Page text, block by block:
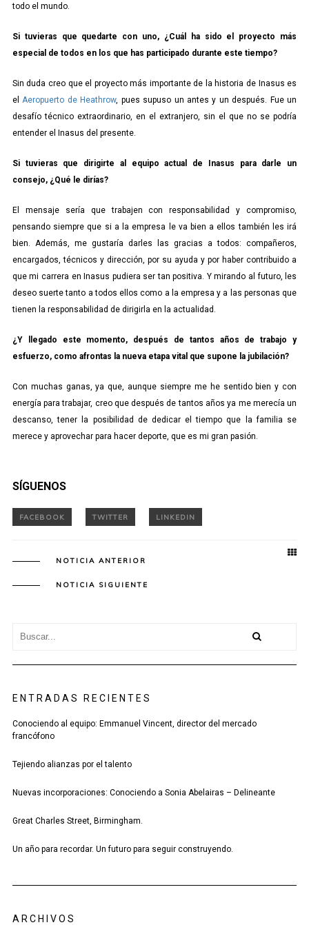
todo el mundo.
Si tuvieras que quedarte con uno, ¿Cuál ha sido el proyecto más
especial de todos en los que has participado durante este tiempo?
Sin duda creo que el proyecto más importante de la historia de Inasus es
elAeropuerto de Heathrow, pues supuso un antes y un después. Fue un
desafío técnico extraordinario, en el extranjero, sin el que no se podría
entender el Inasus del presente.
Si tuvieras que dirigirte al equipo actual de Inasus para darle un
consejo, ¿Qué le dirías?
El mensaje sería que trabajen con responsabilidad y compromiso,
pensando siempre que si a la empresa le va bien a ellos también les irá
bien. Además, me gustaría darles las gracias a todos: compañeros,
encargados, técnicos y dirección, por su ayuda y por haber contribuido a
que mi carrera en Inasus pudiera ser tan positiva. Y mirando al futuro, les
deseo suerte tanto a todos ellos como a la empresa y a las personas que
tienen la responsabilidad de dirigirla en la actualidad.
¿Y llegado este momento, después de tantos años de trabajo y
esfuerzo, como afrontas la nueva etapa vital que supone la jubilación?
Con muchas ganas, ya que, aunque siempre me he sentido bien y con
energía para trabajar, creo que después de tantos años ya me merecía un
descanso, tener la posibilidad de dedicar el tiempo que la familia se
merece y aprovechar para hacer deporte, que es mi gran pasión.
SÍGUENOS
NOTICIA ANTERIOR
NOTICIA SIGUIENTE
ENTRADAS RECIENTES
Conociendo al equipo: Emmanuel Vincent, director del mercado
francófono
Tejiendo alianzas por el talento
Nuevas incorporaciones: Conociendo a Sonia Abelairas – Delineante
Great Charles Street, Birmingham.
Un año para recordar. Un futuro para seguir construyendo.
ARCHIVOS